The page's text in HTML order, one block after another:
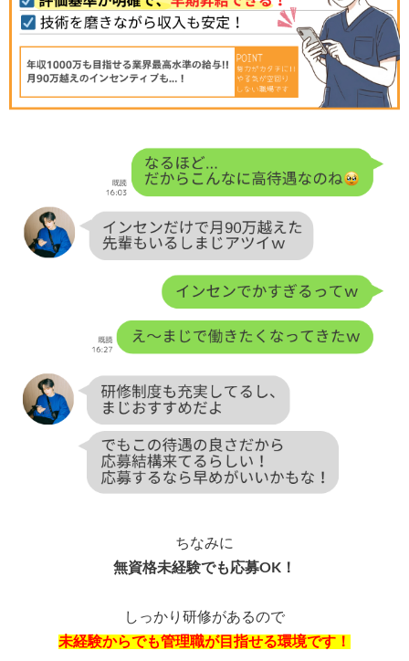
ちなみに
無資格未経験でも応募OK！
しっかり研修があるので
未経験からでも管理職が目指せる環境です！